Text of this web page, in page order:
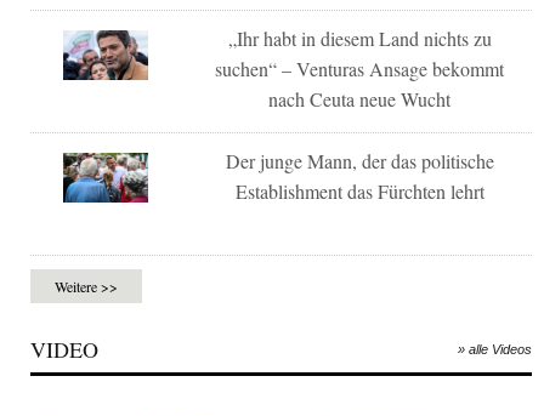
„Ihr habt in diesem Land nichts zu
suchen“ – Venturas Ansage bekommt
nach Ceuta neue Wucht
Der junge Mann, der das politische
Establishment das Fürchten lehrt
Weitere >>
VIDEO » alle Videos